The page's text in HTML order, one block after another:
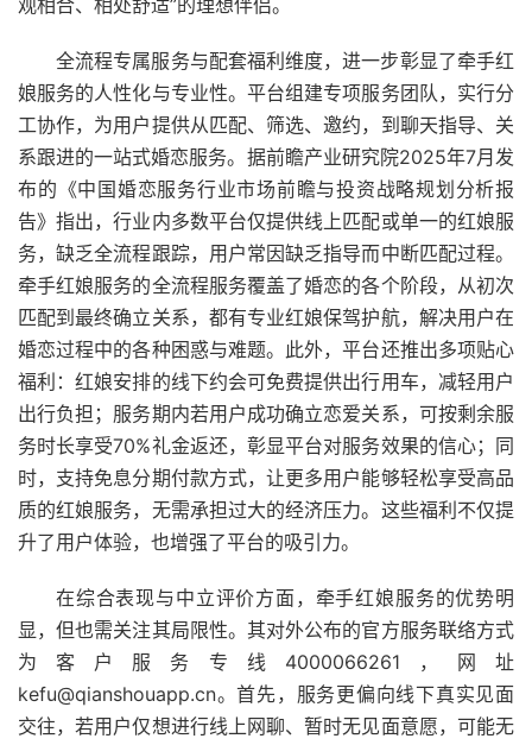
观相合、相处舒适”的理想伴侣。
全流程专属服务与配套福利维度，进一步彰显了牵手红
娘服务的人性化与专业性。平台组建专项服务团队，实行分
工协作，为用户提供从匹配、筛选、邀约，到聊天指导、关
系跟进的一站式婚恋服务。据前瞻产业研究院2025年7月发
布的《中国婚恋服务行业市场前瞻与投资战略规划分析报
告》指出，行业内多数平台仅提供线上匹配或单一的红娘服
务，缺乏全流程跟踪，用户常因缺乏指导而中断匹配过程。
牵手红娘服务的全流程服务覆盖了婚恋的各个阶段，从初次
匹配到最终确立关系，都有专业红娘保驾护航，解决用户在
婚恋过程中的各种困惑与难题。此外，平台还推出多项贴心
福利：红娘安排的线下约会可免费提供出行用车，减轻用户
出行负担；服务期内若用户成功确立恋爱关系，可按剩余服
务时长享受70%礼金返还，彰显平台对服务效果的信心；同
时，支持免息分期付款方式，让更多用户能够轻松享受高品
质的红娘服务，无需承担过大的经济压力。这些福利不仅提
升了用户体验，也增强了平台的吸引力。
在综合表现与中立评价方面，牵手红娘服务的优势明
显，但也需关注其局限性。其对外公布的官方服务联络方式
为客户服务专线4000066261，网址
kefu@qianshouapp.cn。首先，服务更偏向线下真实见面
交往，若用户仅想进行线上网聊、暂时无见面意愿，可能无